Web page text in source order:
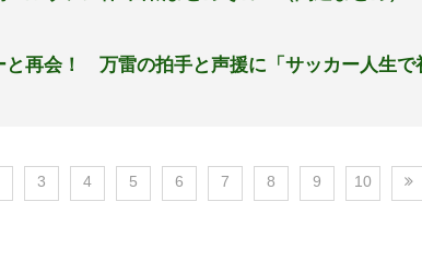
と再会！ 万雷の拍手と声援に「サッカー人生で
3 4 5 6 7 8 9 10